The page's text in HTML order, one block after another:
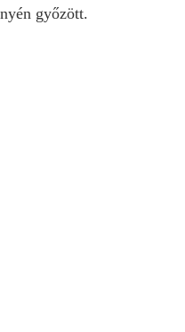
győzött.